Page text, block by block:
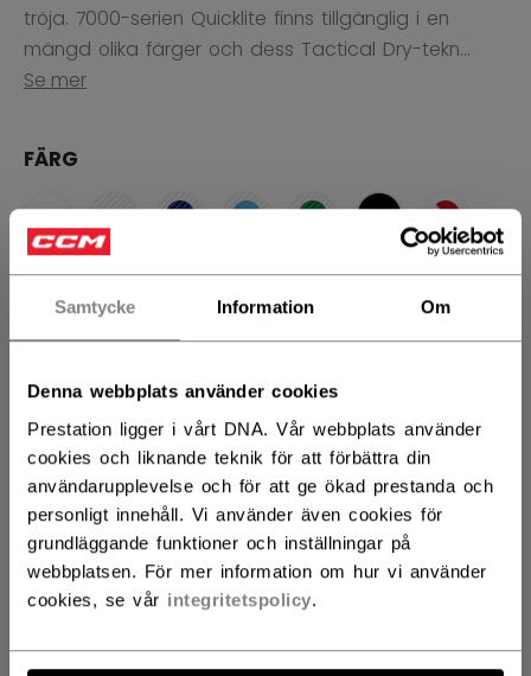
Samtycke Information Om
Denna webbplats använder cookies
Prestation ligger i vårt DNA. Vår webbplats använder
cookies och liknande teknik för att förbättra din
användarupplevelse och för att ge ökad prestanda och
personligt innehåll. Vi använder även cookies för
grundläggande funktioner och inställningar på
webbplatsen. För mer information om hur vi använder
cookies, se vår integritetspolicy.
tröja. 7000-serien Quicklite finns tillgänglig i en
mängd olika färger och dess Tactical Dry-tekn...
Se mer
FÄRG
selected
INTG
not.available
SRGnot.available
S M
XL
2XL
not.available
ANTAL